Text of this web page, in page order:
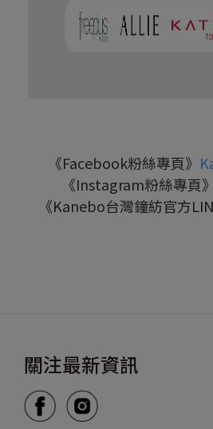
《Facebook粉絲專頁》
《Instagram粉絲專頁》
《Kanebo台灣鐘紡官方
關注最新資訊